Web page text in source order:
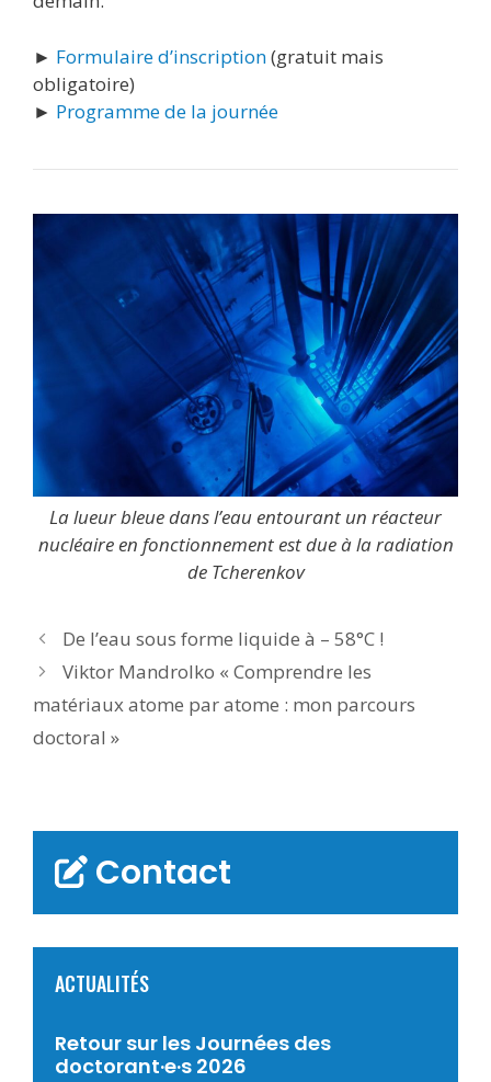
► Formulaire d’inscription(gratuit mais
obligatoire)
► Programme de la journée
La lueur bleue dans l’eau entourant un réacteur
nucléaire en fonctionnement est due à la radiation
de Tcherenkov
De l’eau sous forme liquide à – 58°C !
Viktor Mandrolko « Comprendre les
matériaux atome par atome : mon parcours
doctoral »
Contact
ACTUALITÉS
Retour sur les Journées des
doctorant·e·s 2026